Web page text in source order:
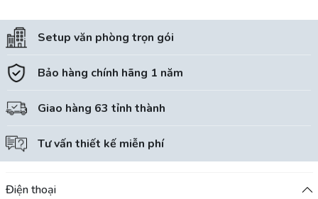
sư của chúng tôi đã chính thức bàn giao dự án thiết kế và
lắp đặt nội thất văn phòng trọn gói cho Thanh Phong
Setup văn phòng trọn gói
Bảo hàng chính hãng 1 năm
Giao hàng 63 tỉnh thành
Tư vấn thiết kế miễn phí
Điện thoại